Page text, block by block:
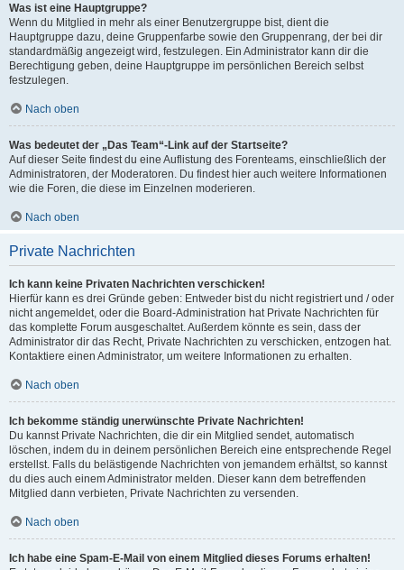
Was ist eine Hauptgruppe?
Wenn du Mitglied in mehr als einer Benutzergruppe bist, dient die
Hauptgruppe dazu, deine Gruppenfarbe sowie den Gruppenrang, der bei dir
standardmäßig angezeigt wird, festzulegen. Ein Administrator kann dir die
Berechtigung geben, deine Hauptgruppe im persönlichen Bereich selbst
festzulegen.
Nach oben
Was bedeutet der „Das Team“-Link auf der Startseite?
Auf dieser Seite findest du eine Auflistung des Forenteams, einschließlich der
Administratoren, der Moderatoren. Du findest hier auch weitere Informationen
wie die Foren, die diese im Einzelnen moderieren.
Nach oben
Private Nachrichten
Ich kann keine Privaten Nachrichten verschicken!
Hierfür kann es drei Gründe geben: Entweder bist du nicht registriert und / oder
nicht angemeldet, oder die Board-Administration hat Private Nachrichten für
das komplette Forum ausgeschaltet. Außerdem könnte es sein, dass der
Administrator dir das Recht, Private Nachrichten zu verschicken, entzogen hat.
Kontaktiere einen Administrator, um weitere Informationen zu erhalten.
Nach oben
Ich bekomme ständig unerwünschte Private Nachrichten!
Du kannst Private Nachrichten, die dir ein Mitglied sendet, automatisch
löschen, indem du in deinem persönlichen Bereich eine entsprechende Regel
erstellst. Falls du belästigende Nachrichten von jemandem erhältst, so kannst
du dies auch einem Administrator melden. Dieser kann dem betreffenden
Mitglied dann verbieten, Private Nachrichten zu versenden.
Nach oben
Ich habe eine Spam-E-Mail von einem Mitglied dieses Forums erhalten!